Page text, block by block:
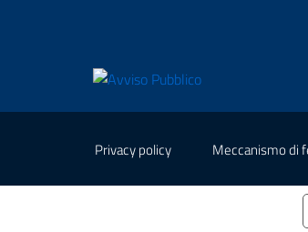
Privacy policy Meccanismo di